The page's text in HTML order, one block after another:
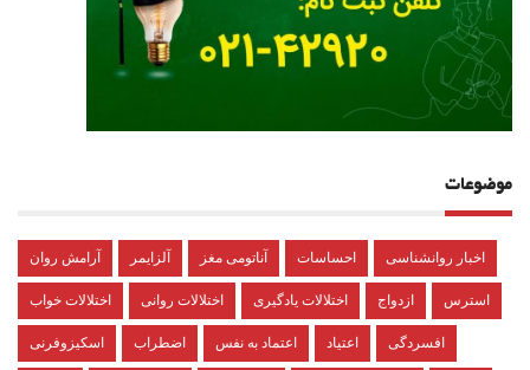
موضوعات
آرامش روان آلزایمر آناتومی مغز احساسات اخبار روانشناسی
اختلالات خواب اختلالات روانی اختلالات یادگیری ازدواج استرس
اسکیزوفرنی اضطراب اعتماد به نفس اعتیاد افسردگی